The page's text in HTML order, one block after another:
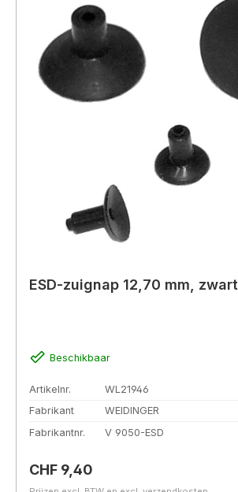
ESD-zuignap 12,70 mm, zwart
Beschikbaar
Artikelnr.
WL21946
Fabrikant
WEIDINGER
Fabrikantnr.
V 9050-ESD
Normale prijs:
CHF 9,40